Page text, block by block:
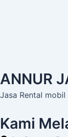
ANNUR
Jasa Rental
Kami